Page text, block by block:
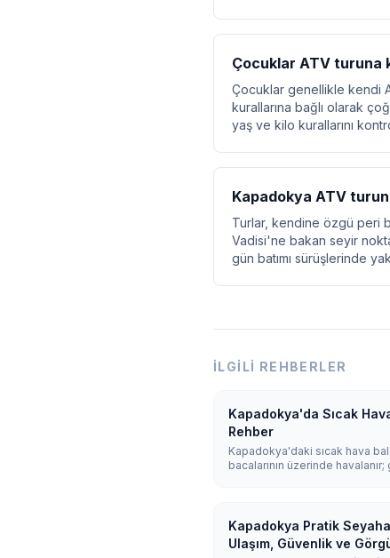
Çocuklar ATV turuna
Çocuklar genellikle kendi
kurallarına bağlı olarak
yaş ve kilo kurallarını
Kapadokya ATV
Turlar, kendine özgü peri
Vadisi'ne bakan seyir
gün batımı sürüşlerinde
İLGILI REHBERLER
Kapadokya'da Sıcak
Rehber
Kapadokya'daki sıcak hava
bacalarının üzerinde
Kapadokya Pratik
Ulaşım, Güvenlik ve